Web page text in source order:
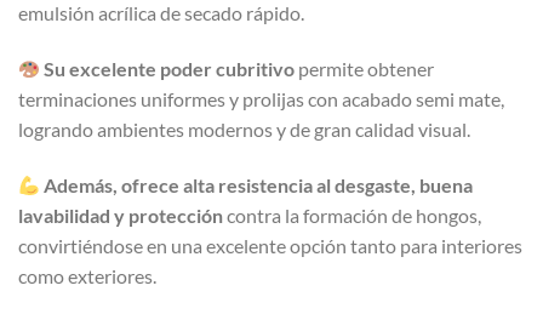
emulsión acrílica de secado rápido.
Su excelente poder cubritivo permite obtener
terminaciones uniformes y prolijas con acabado semi mate,
logrando ambientes modernos y de gran calidad visual.
Además, ofrece alta resistencia al desgaste, buena
lavabilidad y proteccióncontra la formación de hongos,
convirtiéndose en una excelente opción tanto para interiores
como exteriores.